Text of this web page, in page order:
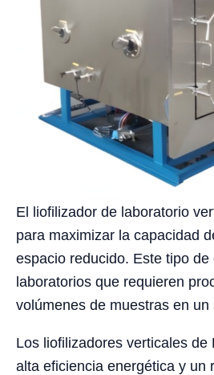
El liofilizador de laboratorio
para maximizar la capacidad
espacio reducido. Este tipo
laboratorios que requieren
volúmenes de muestras en un
Los liofilizadores verticales de
alta eficiencia energética y un